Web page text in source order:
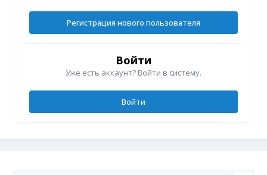
Регистрация нового пользователя
Войти
Уже есть аккаунт? Войти в систему.
Войти